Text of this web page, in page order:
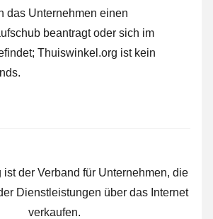
das Unternehmen einen
beantragt oder sich im
Thuiswinkel.org ist kein
der Verband für Unternehmen, die
Dienstleistungen über das Internet
verkaufen.